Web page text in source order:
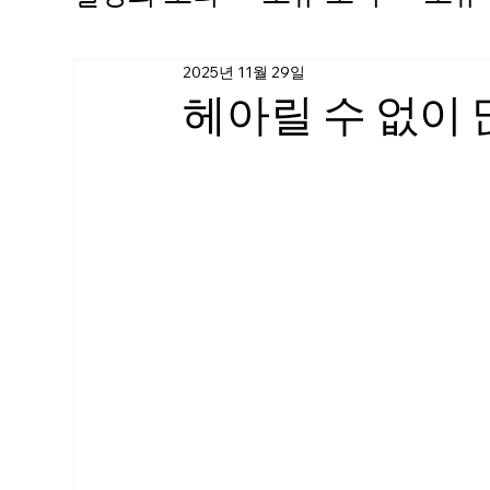
헤아릴 수 없이
2025년 11월 29일